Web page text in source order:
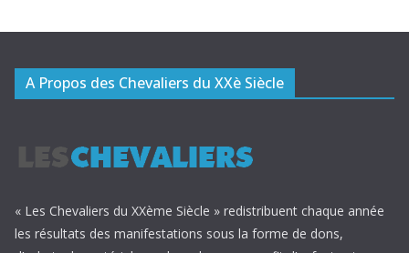
A Propos des Chevaliers du XXè Siècle
« Les Chevaliers du XXème Siècle » redistribuent chaque année
les résultats des manifestations sous la forme de dons,